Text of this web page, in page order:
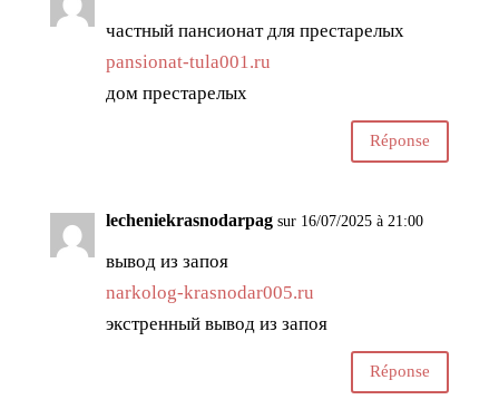
частный пансионат для престарелых
pansionat-tula001.ru
дом престарелых
Réponse
lecheniekrasnodarpag sur 16/07/2025 à 21:00
вывод из запоя
narkolog-krasnodar005.ru
экстренный вывод из запоя
Réponse